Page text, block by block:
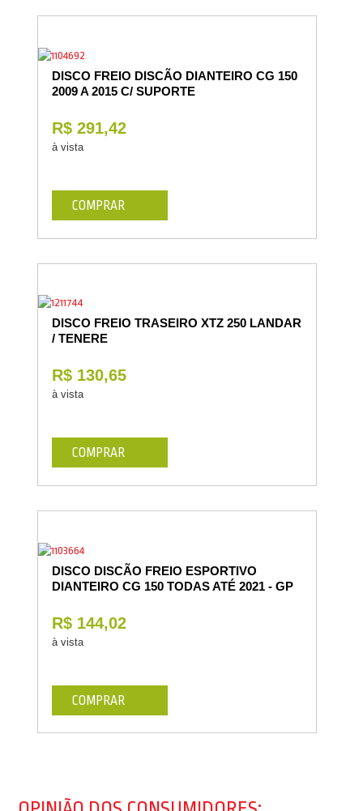
DISCO FREIO DISCÃO DIANTEIRO CG 150
2009 A 2015 C/ SUPORTE
R$ 291,42
à vista
COMPRAR
DISCO FREIO TRASEIRO XTZ 250 LANDAR
/ TENERE
R$ 130,65
à vista
COMPRAR
DISCO DISCÃO FREIO ESPORTIVO
DIANTEIRO CG 150 TODAS ATÉ 2021 - GP
R$ 144,02
à vista
COMPRAR